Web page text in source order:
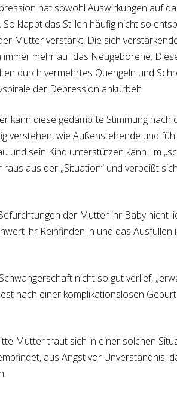
hat sowohl Auswirkungen auf
So klappt das Stillen häufig nicht so
Mutter verstärkt. Die sich
mehr auf das Neugeborene.
durch vermehrtes Quengeln und
der Depression ankurbelt.
kann diese gedämpfte Stimmung nach
verstehen, wie Außenstehende und
und sein Kind unterstützen kann. Im
aus der „Situation“ und verbeißt
der Mutter ihr Baby nicht
ihr Reinfinden in und das Ausfüllen
nicht so gut verlief,
nach einer komplikationslosen
Mutter traut sich in einer solchen
aus Angst vor Unverständnis,